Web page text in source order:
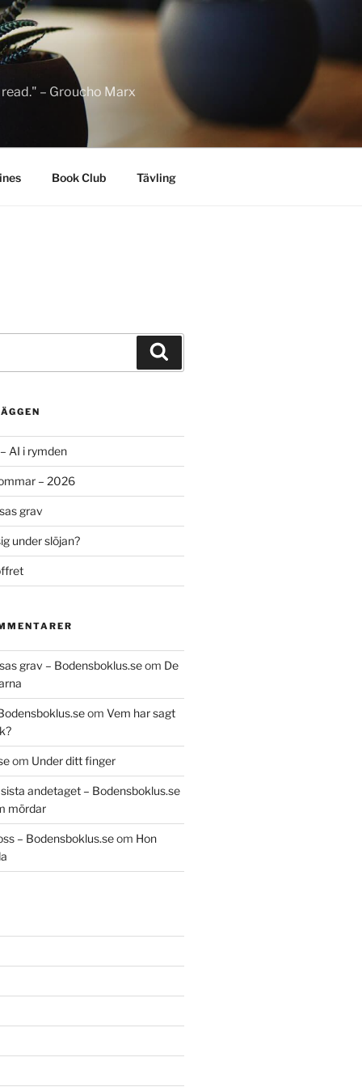
– Groucho Marx
Book Club Tävling
AI i rymden
– 2026
grav
under slöjan?
grav – Bodensboklus.seom De
om Vem har sagt
om Under ditt finger
andetaget – Bodensboklus.se
mördar
– Bodensboklus.seom Hon